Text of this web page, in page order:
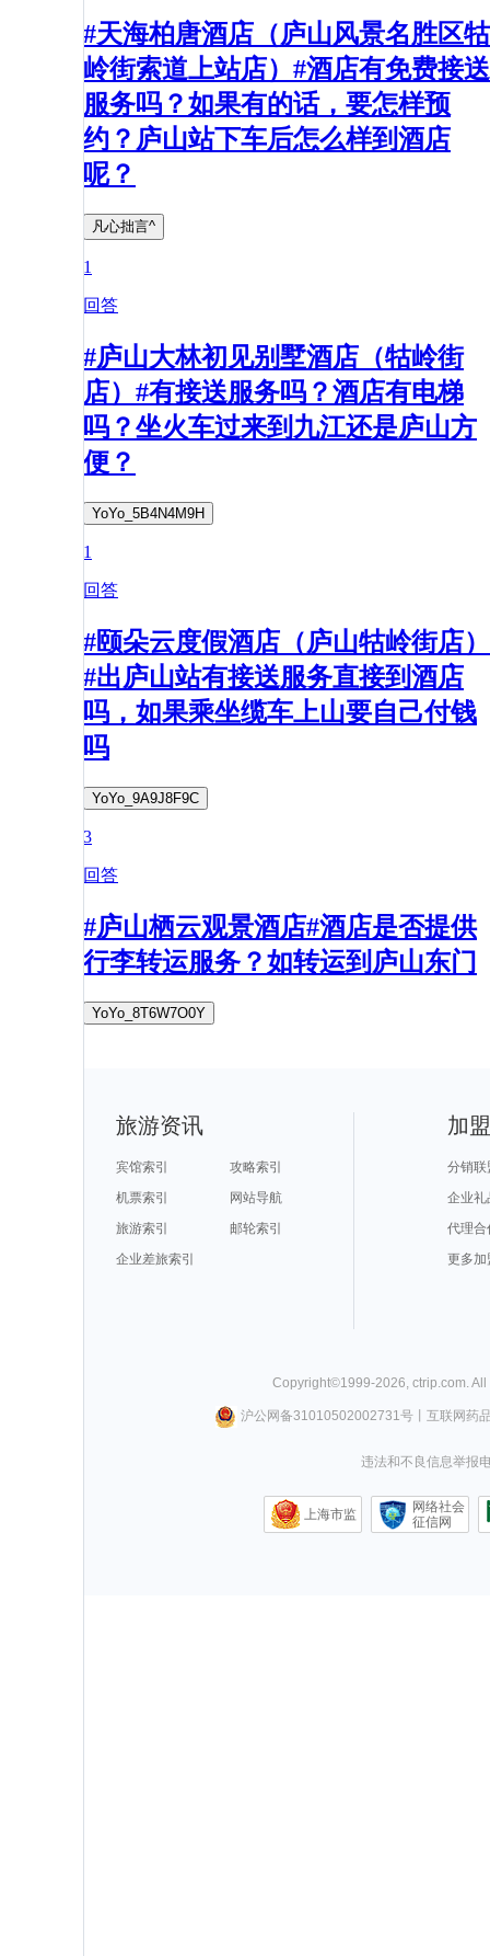
#天海柏唐酒店（庐山风景名胜区牯
岭街索道上站店）#酒店有免费接送
服务吗？如果有的话，要怎样预
约？庐山站下车后怎么样到酒店
呢？
凡心拙言^
1
回答
#庐山大林初见别墅酒店（牯岭街
店）#有接送服务吗？酒店有电梯
吗？坐火车过来到九江还是庐山方
便？
YoYo_5B4N4M9H
1
回答
#颐朵云度假酒店（庐山牯岭街店）
#出庐山站有接送服务直接到酒店
吗，如果乘坐缆车上山要自己付钱
吗
YoYo_9A9J8F9C
3
回答
#庐山栖云观景酒店#酒店是否提供
行李转运服务？如转运到庐山东门
YoYo_8T6W7O0Y
旅游资讯
宾馆索引
攻略索引
机票索引
网站导航
旅游索引
邮轮索引
企业差旅索引
加
分销联
企业礼
代理合
更多加
Copyright©1999-2026 ctrip.com .
沪公网备31010502002731号丨 互联网药
违法和不良信息举报
上海市监
网络社会
征信网